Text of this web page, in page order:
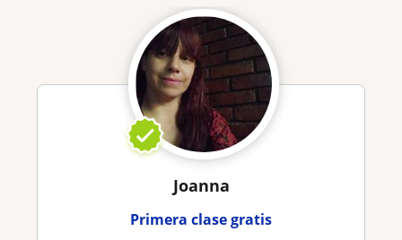
Joanna
Primera clase gratis